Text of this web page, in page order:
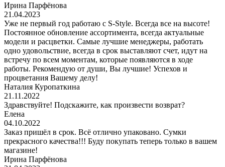
Ирина Парфёнова
21.04.2023
Уже не первый год работаю с S-Style. Всегда все на высоте!
Постоянное обновление ассортимента, всегда актуальные
модели и расцветки. Самые лучшие менеджеры, работать
одно удовольствие, всегда в срок выставляют счет, идут на
встречу по всем моментам, которые появляются в ходе
работы. Рекомендую от души, Вы лучшие! Успехов и
процветания Вашему делу!
Наталия Куропаткина
21.11.2022
Здравствуйте! Подскажите, как произвести возврат?
Елена
04.10.2022
Заказ пришёл в срок. Всё отлично упаковано. Сумки
прекрасного качества!!! Буду покупать теперь только в вашем
магазине!
Ирина Парфёнова